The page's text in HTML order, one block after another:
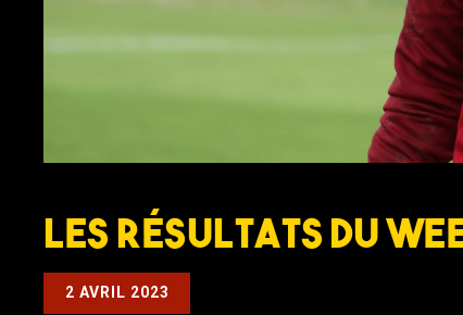
Les résultats du
2 AVRIL 2023